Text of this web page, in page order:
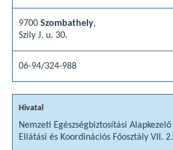
9700 Szombathely,
Szily J. u. 30.
06-94/324-988
Nemzeti Egészségbiztosítási Alapkezelő
Ellátási és Koordinációs Főosztály VII. 2.